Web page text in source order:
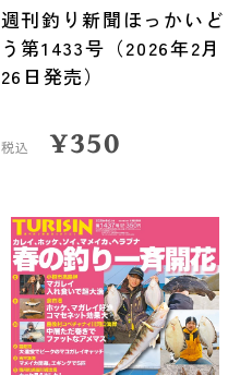
週刊釣り新聞ほっかいど
う第1433号（2026年2月
26日発売）
税込 ¥350